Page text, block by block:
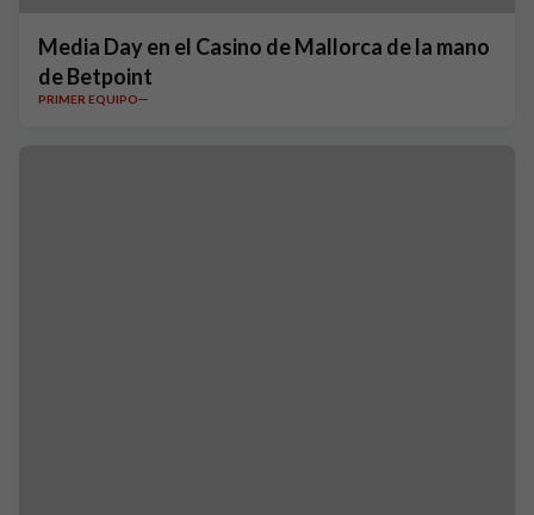
Media Day en el Casino de Mallorca de la mano
de Betpoint
PRIMER EQUIPO